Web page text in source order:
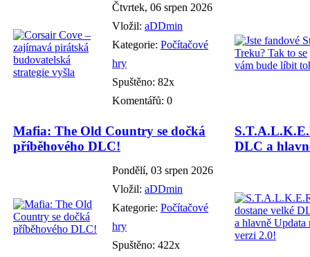
Čtvrtek, 06 srpen 2026
Vložil: aDDmin
Kategorie: Počítačové
hry
Spuštěno: 82x
Komentářů: 0
Mafia: The Old Country se dočká
příběhového DLC!
Pondělí, 03 srpen 2026
Vložil: aDDmin
Kategorie: Počítačové
hry
Spuštěno: 422x
DLC a